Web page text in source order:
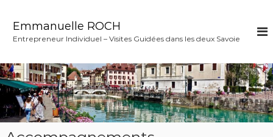
a
u
o
n
Emmanuelle ROCH
Entrepreneur Individuel – Visites Guidées dans les deux Savoie